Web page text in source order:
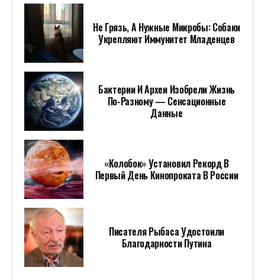
Не Грязь, А Нужные Микробы: Собаки
Укрепляют Иммунитет Младенцев
Бактерии И Археи Изобрели Жизнь
По-Разному — Сенсационные
Данные
«Колобок» Установил Рекорд В
Первый День Кинопроката В России
Писателя Рыбаса Удостоили
Благодарности Путина